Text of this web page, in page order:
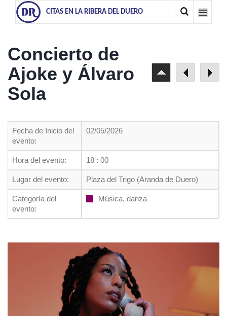
CITAS EN LA RIBERA DEL DUERO
Concierto de
Ajoke y Álvaro
Sola
Fecha de Inicio del
evento:
02/05/2026
Hora del evento: 18 : 00
Lugar del evento: Plaza del Trigo (Aranda de Duero)
Categoría del
evento:
Música, danza